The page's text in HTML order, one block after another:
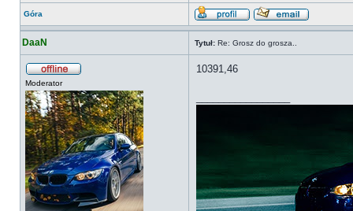
Góra
DaaN Tytuł: Re: Grosz do grosza..
Moderator
10391,46